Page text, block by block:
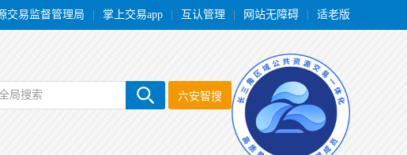
交易监督管理局 掌上交易app 互认管理 网站无障碍 适老版
局搜索 六安智搜